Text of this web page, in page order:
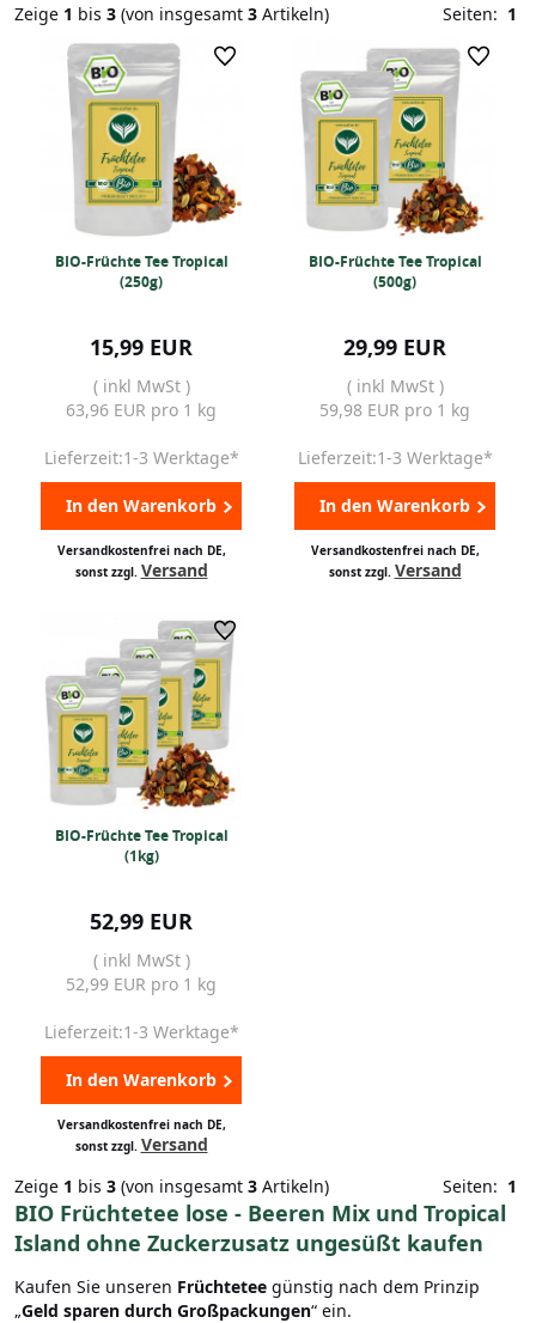
Zeige 1 bis 3 (von insgesamt 3 Artikeln) Seiten: 1
BIO-Früchte Tee Tropical
(250g)
15,99 EUR
( inkl MwSt )
63,96 EUR pro 1 kg
Lieferzeit:1-3 Werktage*
In den Warenkorb
Versandkostenfrei nach DE,
sonst zzgl. Versand
BIO-Früchte Tee Tropical
(500g)
29,99 EUR
( inkl MwSt )
59,98 EUR pro 1 kg
Lieferzeit:1-3 Werktage*
In den Warenkorb
Versandkostenfrei nach DE,
sonst zzgl. Versand
BIO-Früchte Tee Tropical
(1kg)
52,99 EUR
( inkl MwSt )
52,99 EUR pro 1 kg
Lieferzeit:1-3 Werktage*
In den Warenkorb
Versandkostenfrei nach DE,
sonst zzgl. Versand
Zeige 1 bis 3 (von insgesamt 3 Artikeln) Seiten: 1
BIO Früchtetee lose - Beeren Mix und Tropical
Island ohne Zuckerzusatz ungesüßt kaufen
Kaufen Sie unseren Früchtetee günstig nach dem Prinzip
„Geld sparen durch Großpackungen“ ein.